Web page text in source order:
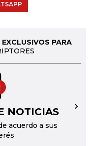
PARA
NOTICIAS
acuerdo a sus
→